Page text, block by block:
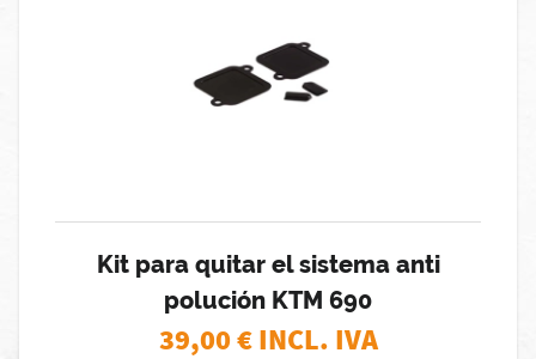
Kit para quitar el sistema anti
polución KTM 690
39,00€ INCL. IVA